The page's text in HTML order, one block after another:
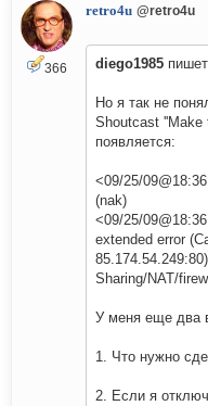
366
retro4u @retro4u
diego1985
Но я так не
Shoutcast ''Make
появляется:
<09/25/
(nak)
<09/25/
extended error
Sharing/NAT/
У меня еще два
1. Что нужно
2. Если я